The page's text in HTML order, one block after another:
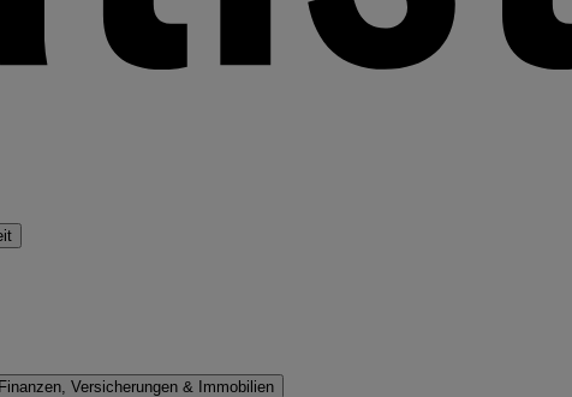
Finanzen, Versicherungen & Immobilien